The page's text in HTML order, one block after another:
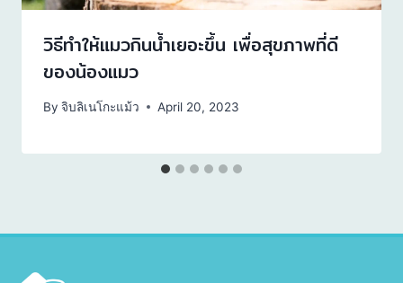
วิธีทําให้แมวกินน้ำเยอะขึ้น เพื่อสุขภาพที่ดี
ของน้องแมว
By จิบลิเนโกะแม้ว April 20, 2023